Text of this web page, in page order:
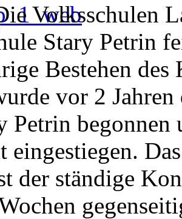
Volksschulen
Stary Petrin
Bestehen
vor 2
Petrin
eingestiegen.
der ständige